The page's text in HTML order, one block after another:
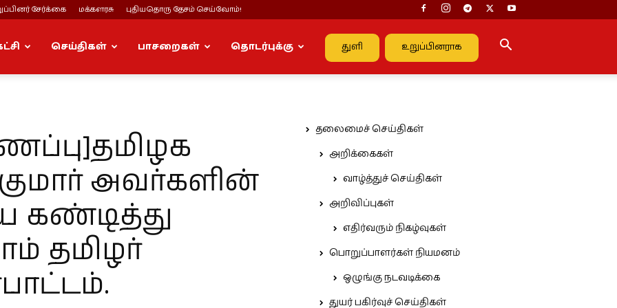
சேர்க்கை மக்களரசு புதியதொரு தேசம் செய்வோம்!
துளி உறுப்பினராக
செய்திகள் பாசறைகள் தொடர்புக்கு
அவர்களின்
தமிழர்
தலைமைச் செய்திகள்
அறிக்கைகள்
வாழ்த்துச் செய்திகள்
அறிவிப்புகள்
எதிர்வரும் நிகழ்வுகள்
பொறுப்பாளர்கள் நியமனம்
ஒழுங்கு நடவடிக்கை
துயர் பகிர்வுச் செய்திகள்